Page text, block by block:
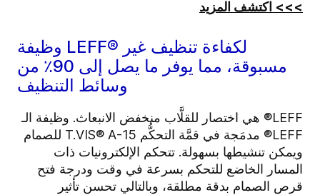
>>> اكتشف المزيد
وظيفة LEFF® لكفاءة تنظيف غير
مسبوقة، مما يوفر ما يصل إلى 90٪ من
وسائط التنظيف
LEFF® هي اختصار للقلَّاب منخفض الانبعاث. وظيفة الـ
LEFF® مدمَجة في قمَّة التحكُّم T.VIS® A-15 للصمام
ويمكن تنشيطها بسهولة. تتحكم الإلكترونيات ذات
المسار الخاضع للتحكم بسرعة في وقت ودرجة فتح
قرص الصمام بدقة مطلقة، وبالتالي تحسن تأثير